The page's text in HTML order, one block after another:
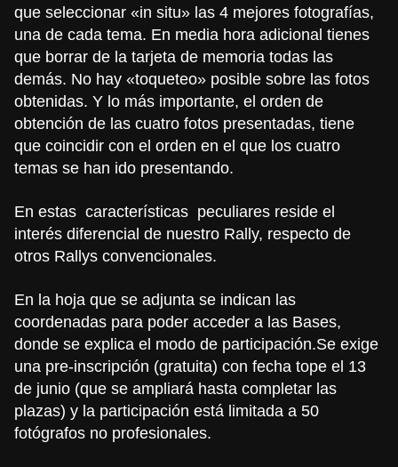
que seleccionar «in situ» las 4 mejores fotografías,
una de cada tema. En media hora adicional tienes
que borrar de la tarjeta de memoria todas las
demás. No hay «toqueteo» posible sobre las fotos
obtenidas. Y lo más importante, el orden de
obtención de las cuatro fotos presentadas, tiene
que coincidir con el orden en el que los cuatro
temas se han ido presentando.
En estas características peculiares reside el
interés diferencial de nuestro Rally, respecto de
otros Rallys convencionales.
En la hoja que se adjunta se indican las
coordenadas para poder acceder a las Bases,
donde se explica el modo de participación.Se exige
una pre-inscripción (gratuita) con fecha tope el 13
de junio (que se ampliará hasta completar las
plazas) y la participación está limitada a 50
fotógrafos no profesionales.